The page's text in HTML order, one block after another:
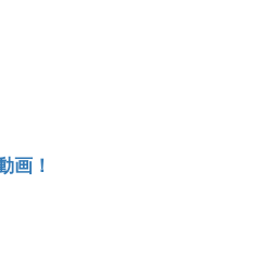
画！